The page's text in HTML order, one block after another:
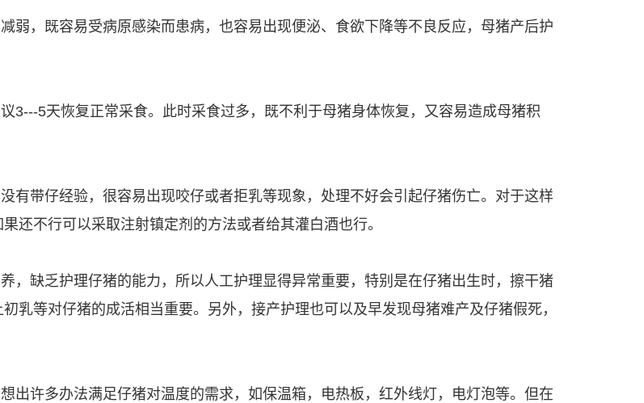
弱，既容易受病原感染而患病，也容易出现便泌、食欲下降等不良反应，母猪产后护
3---5天恢复正常采食。此时采食过多，既不利于母猪身体恢复，又容易造成母猪积
有带仔经验，很容易出现咬仔或者拒乳等现象，处理不好会引起仔猪伤亡。对于这样
还不行可以采取注射镇定剂的方法或者给其灌白酒也行。
，缺乏护理仔猪的能力，所以人工护理显得异常重要，特别是在仔猪出生时，擦干猪
乳等对仔猪的成活相当重要。另外，接产护理也可以及早发现母猪难产及仔猪假死，
出许多办法满足仔猪对温度的需求，如保温箱，电热板，红外线灯，电灯泡等。但在